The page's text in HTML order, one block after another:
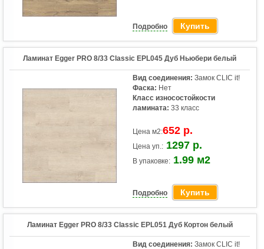
Подробно Купить
Ламинат Egger PRO 8/33 Classic EPL045 Дуб Ньюбери белый
Вид соединения: Замок CLIC it!
Фаска: Нет
Класс износостойкости
ламината: 33 класс
Цена м2:652 р.
Цена уп.: 1297 р.
В упаковке: 1.99 м2
Подробно Купить
Ламинат Egger PRO 8/33 Classic EPL051 Дуб Кортон белый
Вид соединения: Замок CLIC it!